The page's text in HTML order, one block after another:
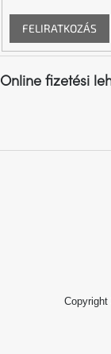
nyári
hullámon
Alvópárna
FELIRATKOZÁS
Online fizetési
Copyright